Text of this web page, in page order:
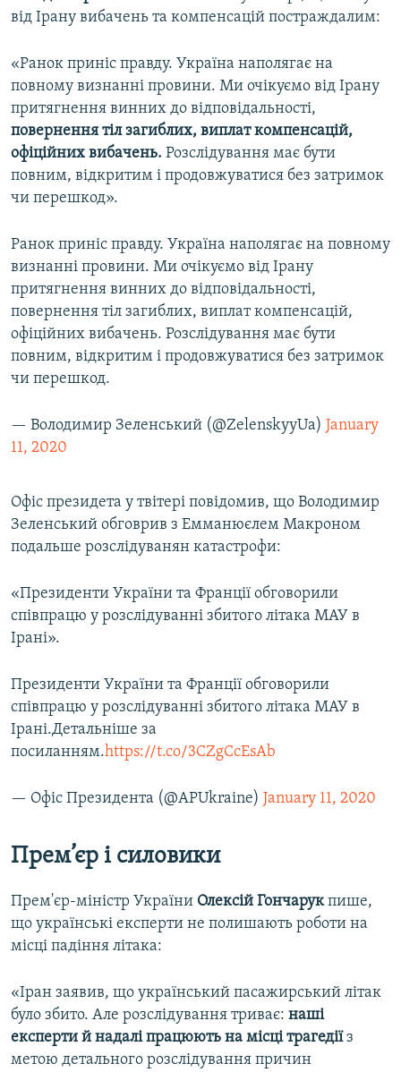
від Ірану вибачень та компенсацій постраждалим:
«Ранок приніс правду. Україна наполягає на
повному визнанні провини. Ми очікуємо від Ірану
притягнення винних до відповідальності,
повернення тіл загиблих, виплат компенсацій,
офіційних вибачень. Розслідування має бути
повним, відкритим і продовжуватися без затримок
чи перешкод».
Ранок приніс правду. Україна наполягає на повному
визнанні провини. Ми очікуємо від Ірану
притягнення винних до відповідальності,
повернення тіл загиблих, виплат компенсацій,
офіційних вибачень. Розслідування має бути
повним, відкритим і продовжуватися без затримок
чи перешкод.
— Володимир Зеленський (@ZelenskyyUa) January
11, 2020
Офіс президета у твітері повідомив, що Володимир
Зеленський обговрив з Емманюєлем Макроном
подальше розслідуванян катастрофи:
«Президенти України та Франції обговорили
співпрацю у розслідуванні збитого літака МАУ в
Ірані».
Президенти України та Франції обговорили
співпрацю у розслідуванні збитого літака МАУ в
Ірані.Детальніше за
посиланням.https://t.co/3CZgCcEsAb
— Офіс Президента (@APUkraine) January 11, 2020
Прем’єр і силовики
Прем'єр-міністр України Олексій Гончарукпише,
що українські експерти не полишають роботи на
місці падіння літака:
«Іран заявив, що український пасажирський літак
було збито. Але розслідування триває: наші
експерти й надалі працюють на місці трагедіїз
метою детального розслідування причин